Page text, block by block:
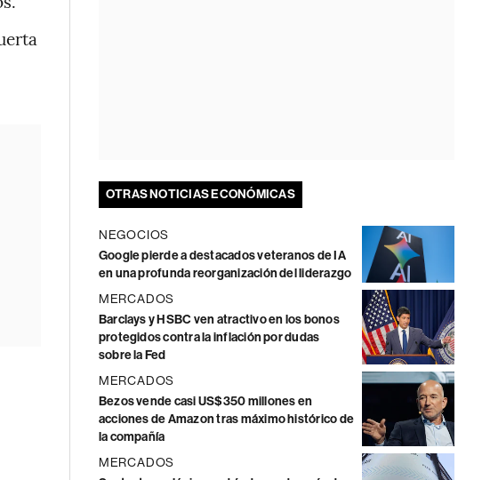
OTRAS NOTICIAS ECONÓMICAS
NEGOCIOS
Google pierde a destacados veteranos de IA
en una profunda reorganización del liderazgo
MERCADOS
Barclays y HSBC ven atractivo en los bonos
protegidos contra la inflación por dudas
sobre la Fed
MERCADOS
Bezos vende casi US$350 millones en
acciones de Amazon tras máximo histórico de
la compañía
MERCADOS